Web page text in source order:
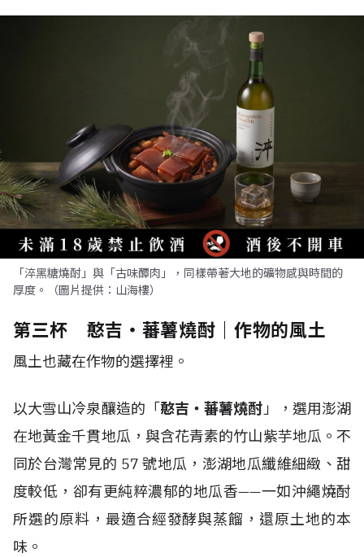
「淬黑糖燒酎」與「古味醰肉」，同樣帶著大地的礦物感與時間的
厚度。（圖片提供：山海樓）
第三杯 憨吉・蕃薯燒酎｜作物的風土
風土也藏在作物的選擇裡。
以大雪山冷泉釀造的「憨吉・蕃薯燒酎」，選用澎湖
在地黃金千貫地瓜，與含花青素的竹山紫芋地瓜。不
同於台灣常見的 57 號地瓜，澎湖地瓜纖維細緻、甜
度較低，卻有更純粹濃郁的地瓜香——一如沖繩燒酎
所選的原料，最適合經發酵與蒸餾，還原土地的本
味。